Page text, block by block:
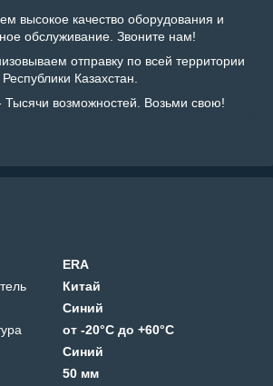
высокое качество оборудования и
обслуживание. Звоните нам!
отправку по всей территории
Республики Казахстан.
возможностей. Возьми свою!
ERA
Китай
Синий
от -20°C до +60°C
Синий
50 мм